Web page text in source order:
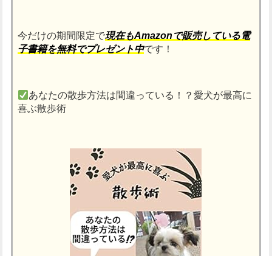
今だけの期間限定で現在もAmazonで販売している電
子書籍を無料でプレゼント中です！
あなたの散歩方法は間違っている！？愛犬が最高に
喜ぶ散歩術